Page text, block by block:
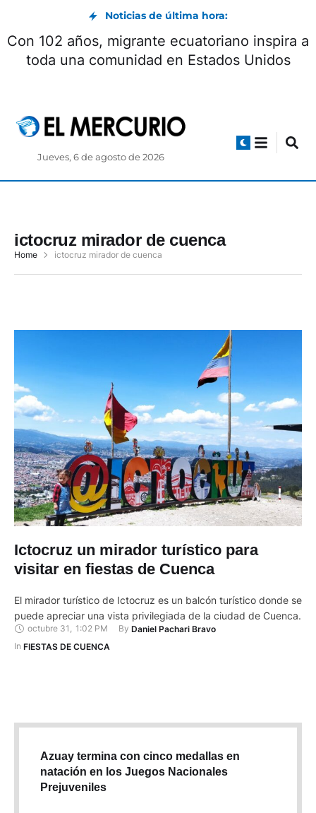
Noticias de última hora:
Con 102 años, migrante ecuatoriano inspira a
toda una comunidad en Estados Unidos
Jueves, 6 de agosto de 2026
ictocruz mirador de cuenca
Home ictocruz mirador de cuenca
Ictocruz un mirador turístico para
visitar en fiestas de Cuenca
El mirador turístico de Ictocruz es un balcón turístico donde se
puede apreciar una vista privilegiada de la ciudad de Cuenca.
octubre 31 , 1:02 PM By Daniel Pachari Bravo
In FIESTAS DE CUENCA
Azuay termina con cinco medallas en
natación en los Juegos Nacionales
Prejuveniles